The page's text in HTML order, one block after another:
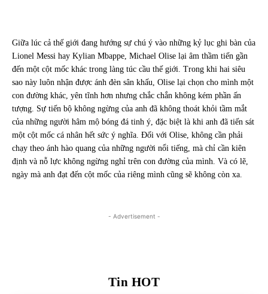
Tin HOT
Giữa lúc cả thế giới đang hướng sự chú ý vào những kỷ lục ghi bàn của
Lionel Messi hay Kylian Mbappe, Michael Olise lại âm thầm tiến gần
đến một cột mốc khác trong làng túc cầu thế giới. Trong khi hai siêu
sao này luôn nhận được ánh đèn sân khấu, Olise lại chọn cho mình một
con đường khác, yên tĩnh hơn nhưng chắc chắn không kém phần ấn
tượng. Sự tiến bộ không ngừng của anh đã không thoát khỏi tầm mắt
của những người hâm mộ bóng đá tinh ý, đặc biệt là khi anh đã tiến sát
một cột mốc cá nhân hết sức ý nghĩa. Đối với Olise, không cần phải
chạy theo ánh hào quang của những người nổi tiếng, mà chỉ cần kiên
định và nỗ lực không ngừng nghỉ trên con đường của mình. Và có lẽ,
ngày mà anh đạt đến cột mốc của riêng mình cũng sẽ không còn xa.
- Advertisement -